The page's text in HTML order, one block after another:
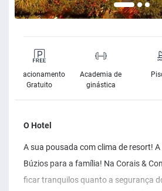
Estacionamento
Gratuito
Academia de
ginástica
O Hotel
A sua pousada com clima de resort!
Búzios para a família! Na Corais &
ficar tranquilos quanto a segurança